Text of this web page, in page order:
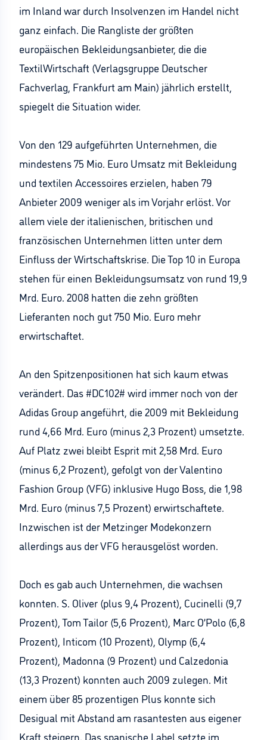
im Inland war durch Insolvenzen im Handel nicht
ganz einfach. Die Rangliste der größten
europäischen Bekleidungsanbieter, die die
TextilWirtschaft (Verlagsgruppe Deutscher
Fachverlag, Frankfurt am Main) jährlich erstellt,
spiegelt die Situation wider.
Von den 129 aufgeführten Unternehmen, die
mindestens 75 Mio. Euro Umsatz mit Bekleidung
und textilen Accessoires erzielen, haben 79
Anbieter 2009 weniger als im Vorjahr erlöst. Vor
allem viele der italienischen, britischen und
französischen Unternehmen litten unter dem
Einfluss der Wirtschaftskrise. Die Top 10 in Europa
stehen für einen Bekleidungsumsatz von rund 19,9
Mrd. Euro. 2008 hatten die zehn größten
Lieferanten noch gut 750 Mio. Euro mehr
erwirtschaftet.
An den Spitzenpositionen hat sich kaum etwas
verändert. Das #DC102# wird immer noch von der
Adidas Group angeführt, die 2009 mit Bekleidung
rund 4,66 Mrd. Euro (minus 2,3 Prozent) umsetzte.
Auf Platz zwei bleibt Esprit mit 2,58 Mrd. Euro
(minus 6,2 Prozent), gefolgt von der Valentino
Fashion Group (VFG) inklusive Hugo Boss, die 1,98
Mrd. Euro (minus 7,5 Prozent) erwirtschaftete.
Inzwischen ist der Metzinger Modekonzern
allerdings aus der VFG herausgelöst worden.
Doch es gab auch Unternehmen, die wachsen
konnten. S. Oliver (plus 9,4 Prozent), Cucinelli (9,7
Prozent), Tom Tailor (5,6 Prozent), Marc O’Polo (6,8
Prozent), Inticom (10 Prozent), Olymp (6,4
Prozent), Madonna (9 Prozent) und Calzedonia
(13,3 Prozent) konnten auch 2009 zulegen. Mit
einem über 85 prozentigen Plus konnte sich
Desigual mit Abstand am rasantesten aus eigener
Kraft steigern. Das spanische Label setzte im